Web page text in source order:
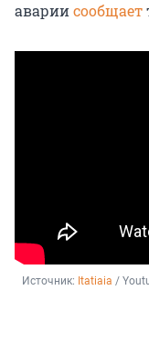
авариисообщает
Источник: Itatiaia /